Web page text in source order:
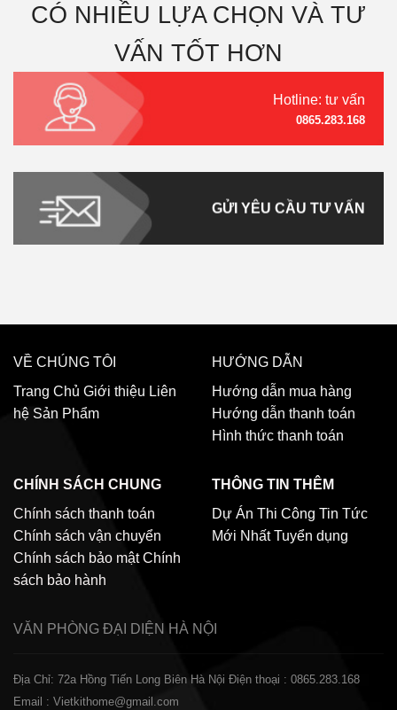
CÓ NHIỀU LỰA CHỌN VÀ TƯ
VẤN TỐT HƠN
Hotline: tư vấn
0865.283.168
GỬI YÊU CẦU TƯ VẤN
VỀ CHÚNG TÔI
Trang Chủ Giới thiệu Liên
hệ Sản Phẩm
HƯỚNG DẪN
Hướng dẫn mua hàng
Hướng dẫn thanh toán
Hình thức thanh toán
CHÍNH SÁCH CHUNG
Chính sách thanh toán
Chính sách vận chuyển
Chính sách bảo mật Chính
sách bảo hành
THÔNG TIN THÊM
Dự Án Thi Công Tin Tức
Mới Nhất Tuyển dụng
VĂN PHÒNG ĐẠI DIỆN HÀ NỘI
Địa Chỉ: 72a Hồng Tiến Long Biên Hà Nội Điện thoại : 0865.283.168
Email : Vietkithome@gmail.com